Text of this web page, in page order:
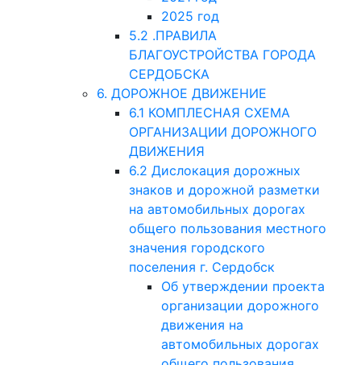
2025 год
5.2 .ПРАВИЛА
БЛАГОУСТРОЙСТВА ГОРОДА
СЕРДОБСКА
6. ДОРОЖНОЕ ДВИЖЕНИЕ
6.1 КОМПЛЕСНАЯ СХЕМА
ОРГАНИЗАЦИИ ДОРОЖНОГО
ДВИЖЕНИЯ
6.2 Дислокация дорожных
знаков и дорожной разметки
на автомобильных дорогах
общего пользования местного
значения городского
поселения г. Сердобск
Об утверждении проекта
организации дорожного
движения на
автомобильных дорогах